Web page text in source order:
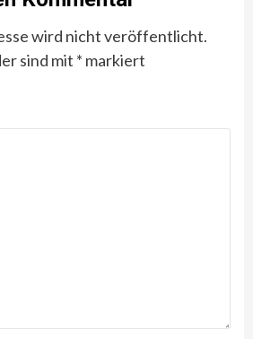
wird nicht veröffentlicht.
sind mit * markiert